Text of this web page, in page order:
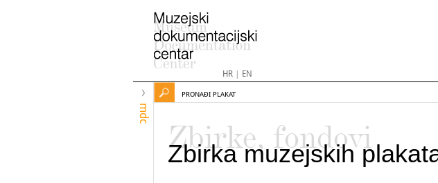
HR| EN
mdc
PRONAĐI PLAKAT
Zbirke, fondovi
Zbirka muzejskih